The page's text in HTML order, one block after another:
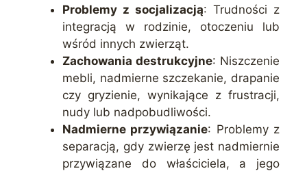
Problemy z socjalizacją: Trudności z
integracją w rodzinie, otoczeniu lub
wśród innych zwierząt.
Zachowania destrukcyjne: Niszczenie
mebli, nadmierne szczekanie, drapanie
czy gryzienie, wynikające z frustracji,
nudy lub nadpobudliwości.
Nadmierne przywiązanie: Problemy z
separacją, gdy zwierzę jest nadmiernie
przywiązane do właściciela, a jego